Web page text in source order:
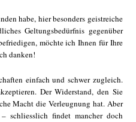
habe, hier besonders geistreiche
Geltungsbedürfnis gegenüber
möchte ich Ihnen für Ihre
danken!
einfach und schwer zugleich.
Der Widerstand, den Sie
Macht die Verleugnung hat. Aber
schliesslich findet mancher doch